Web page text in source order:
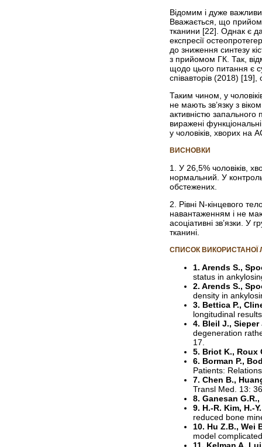
Відомим і дуже
Вважається, що прийом
тканини [22]. Однак є
експресії
до зниження синтезу
з прийомом ГК. Так,
щодо цього питання є
співавторів (2018)
Таким чином, у
не мають зв’язку з
активністю запального
виражені
у чоловіків, хворих на
ВИСНОВКИ
1. У 26,5% чоловіків,
нормальний. У
обстежених.
2. Рівні N-кінцевого
навантаженням і не
асоціативні зв’язки. У
тканині.
СПИСОК ВИКОРИСТАНОЇ
1. Arends S.,
status in
2. Arends S.,
density in
3. Bettica P.,
longitudinal
4. Bleil J.,
degeneration
17.
5. Briot K., Roux
6. Borman P.,
Patients:
7. Chen B.,
Transl Med. 13:
8. Ganesan
9. H.-R. Kim, H.-
reduced bone
10. Hu Z.B., Wei
model
11. Kelman A,